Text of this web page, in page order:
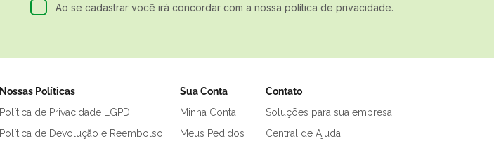
Ao se cadastrar você irá concordar com a nossa política de privacidade.
Nossas Políticas
Política de Privacidade LGPD
Política de Devolução e Reembolso
Sua Conta
Minha Conta
Meus Pedidos
Contato
Soluções para sua empresa
Central de Ajuda